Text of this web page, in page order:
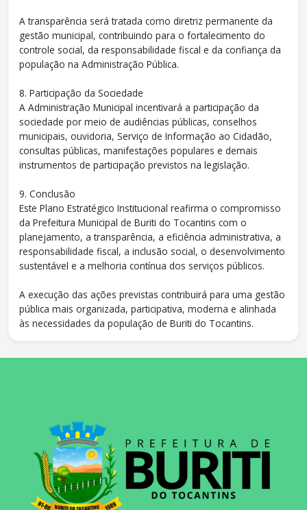
A transparência será tratada como diretriz permanente da
gestão municipal, contribuindo para o fortalecimento do
controle social, da responsabilidade fiscal e da confiança da
população na Administração Pública.
8. Participação da Sociedade
A Administração Municipal incentivará a participação da
sociedade por meio de audiências públicas, conselhos
municipais, ouvidoria, Serviço de Informação ao Cidadão,
consultas públicas, manifestações populares e demais
instrumentos de participação previstos na legislação.
9. Conclusão
Este Plano Estratégico Institucional reafirma o compromisso
da Prefeitura Municipal de Buriti do Tocantins com o
planejamento, a transparência, a eficiência administrativa, a
responsabilidade fiscal, a inclusão social, o desenvolvimento
sustentável e a melhoria contínua dos serviços públicos.
A execução das ações previstas contribuirá para uma gestão
pública mais organizada, participativa, moderna e alinhada
às necessidades da população de Buriti do Tocantins.